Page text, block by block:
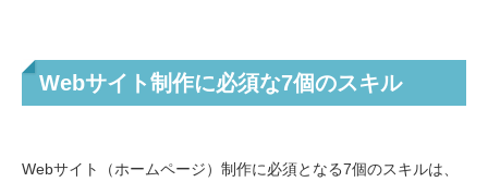
Webサイト制作に必須な7個のスキル
Webサイト（ホームページ）制作に必須となる7個のスキルは、